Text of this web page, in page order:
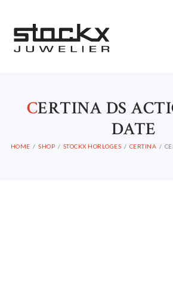
CERTINA DS
DATE
HOME SHOP STOCKX HORLOGES CERTINA